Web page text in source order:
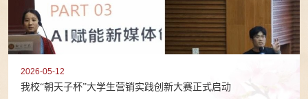
2026-05-12
我校“朝天子杯”大学生营销实践创新大赛正式启动